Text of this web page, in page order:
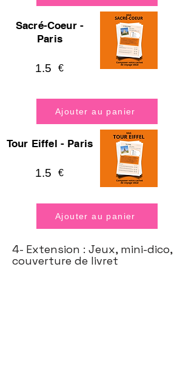
Sacré-Coeur -
Paris
1.5 €
Ajouter au panier
Tour Eiffel - Paris
1.5 €
Ajouter au panier
4- Extension : Jeux, mini-dico,
couverture de livret